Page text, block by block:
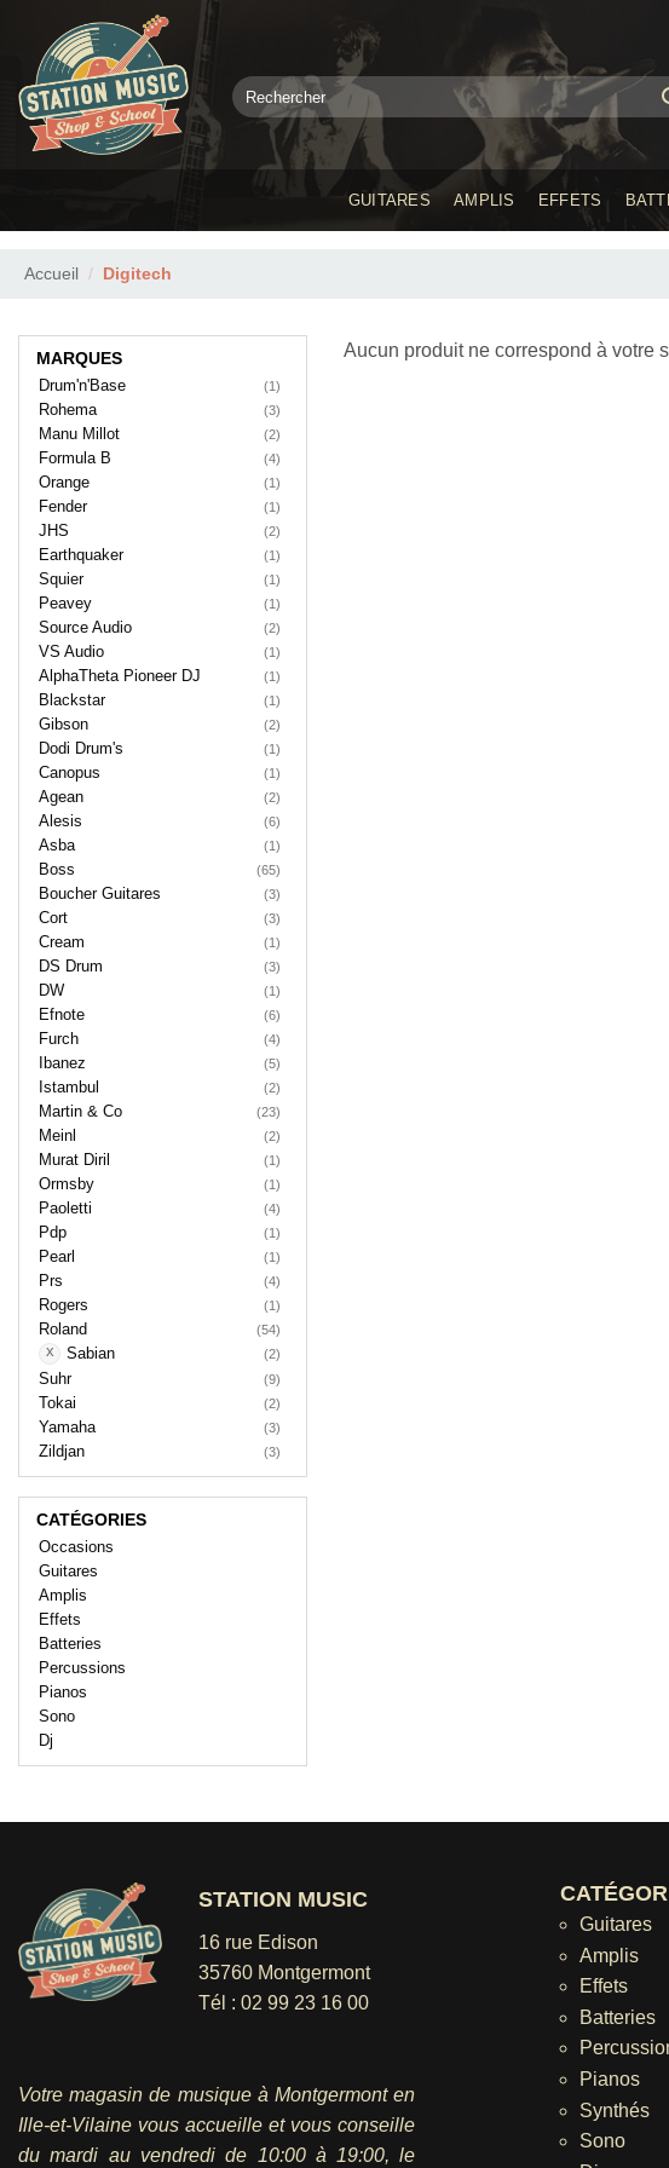
contenu
Recherche
pour :
GUITARES AMPLIS EFFETS
Accueil / Digitech
MARQUES
Drum'n'Base (1)
Rohema (3)
Manu Millot (2)
Formula B (4)
Orange (1)
Fender (1)
JHS (2)
Earthquaker (1)
Squier (1)
Peavey (1)
Source Audio (2)
VS Audio (1)
AlphaTheta Pioneer DJ (1)
Blackstar (1)
Gibson (2)
Dodi Drum's (1)
Canopus (1)
Agean (2)
Alesis (6)
Asba (1)
Boss (65)
Boucher Guitares (3)
Cort (3)
Cream (1)
DS Drum (3)
DW (1)
Efnote (6)
Furch (4)
Ibanez (5)
Istambul (2)
Martin & Co (23)
Meinl (2)
Murat Diril (1)
Ormsby (1)
Paoletti (4)
Pdp (1)
Pearl (1)
Prs (4)
Rogers (1)
Roland (54)
Sabian (2)
Suhr (9)
Tokai (2)
Yamaha (3)
Zildjan (3)
CATÉGORIES
Occasions
Guitares
Amplis
Effets
Batteries
Percussions
Pianos
Sono
Dj
Aucun produit ne correspond à votre
STATION MUSIC
16 rue Edison
35760 Montgermont
Tél : 02 99 23 16 00
Votre magasin de musique à Montgermont en
Ille-et-Vilaine vous accueille et vous conseille
du mardi au vendredi de 10:00 à 19:00, le
Guitares
Amplis
Effets
Batteries
Pianos
Synthés
Sono